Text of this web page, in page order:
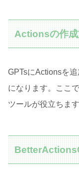
Actionsの作
GPTsにActionsを
になります。ここで
ツールが役立ちます